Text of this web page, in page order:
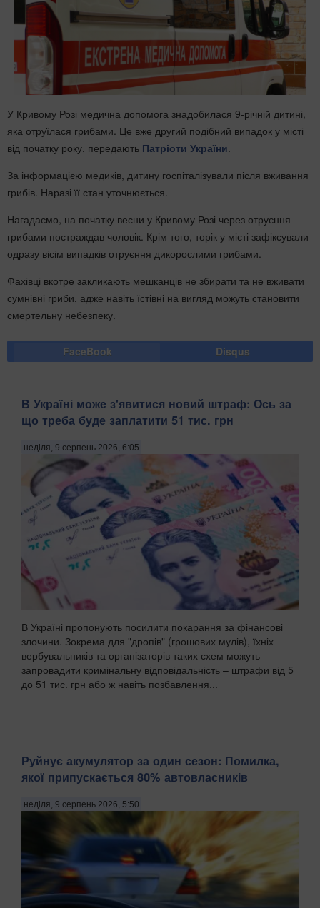
У Кривому Розі медична допомога знадобилася 9-річній дитині,
яка отруїлася грибами. Це вже другий подібний випадок у місті
від початку року, передають Патріоти України.
За інформацією медиків, дитину госпіталізували після вживання
грибів. Наразі її стан уточнюється.
Нагадаємо, на початку весни у Кривому Розі через отруєння
грибами постраждав чоловік. Крім того, торік у місті зафіксували
одразу вісім випадків отруєння дикорослими грибами.
Фахівці вкотре закликають мешканців не збирати та не вживати
сумнівні гриби, адже навіть їстівні на вигляд можуть становити
смертельну небезпеку.
FaceBook Disqus
В Україні може з'явитися новий штраф: Ось за
що треба буде заплатити 51 тис. грн
неділя, 9 серпень 2026, 6:05
В Україні пропонують посилити покарання за фінансові
злочини. Зокрема для "дропів" (грошових мулів), їхніх
вербувальників та організаторів таких схем можуть
запровадити кримінальну відповідальність – штрафи від 5
до 51 тис. грн або ж навіть позбавлення...
Руйнує акумулятор за один сезон: Помилка,
якої припускається 80% автовласників
неділя, 9 серпень 2026, 5:50